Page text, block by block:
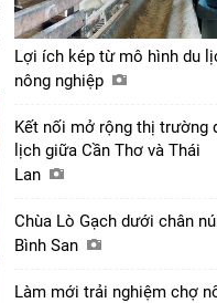
Lợi ích kép từ mô hình du
nông nghiệp
Kết nối mở rộng thị trường
lịch giữa Cần Thơ và Thái
Lan
Chùa Lò Gạch dưới chân
Bình San
Làm mới trải nghiệm chợ